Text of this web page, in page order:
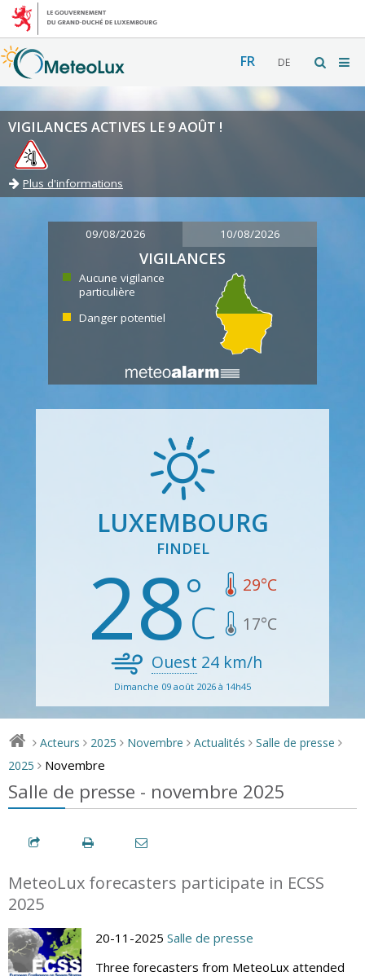
FR DE
VIGILANCES ACTIVES LE 9 AOÛT !
Plus d'informations
09/08/2026 10/08/2026
VIGILANCES
Aucune vigilance
particulière
Danger potentiel
LUXEMBOURG
FINDEL
28 29°C
17°C
Ouest 24 km/h
Dimanche 09 août 2026 à 14h45
> Acteurs > 2025 > Novembre > Actualités > Salle de presse >
2025 > Novembre
Salle de presse - novembre 2025
MeteoLux forecasters participate in ECSS
2025
20-11-2025 Salle de presse
Three forecasters from MeteoLux attended